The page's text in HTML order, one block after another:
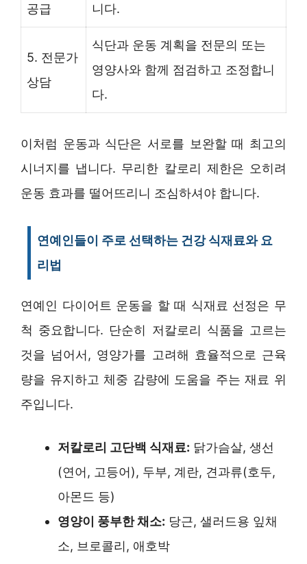
공급
니다.
5. 전문가
상담
식단과 운동 계획을 전문의 또는
영양사와 함께 점검하고 조정합니
다.
이처럼 운동과 식단은 서로를 보완할 때 최고의
시너지를 냅니다. 무리한 칼로리 제한은 오히려
운동 효과를 떨어뜨리니 조심하셔야 합니다.
연예인들이 주로 선택하는 건강 식재료와 요
리법
연예인 다이어트 운동을 할 때 식재료 선정은 무
척 중요합니다. 단순히 저칼로리 식품을 고르는
것을 넘어서, 영양가를 고려해 효율적으로 근육
량을 유지하고 체중 감량에 도움을 주는 재료 위
주입니다.
저칼로리 고단백 식재료: 닭가슴살, 생선
(연어, 고등어), 두부, 계란, 견과류(호두,
아몬드 등)
영양이 풍부한 채소: 당근, 샐러드용 잎채
소, 브로콜리, 애호박